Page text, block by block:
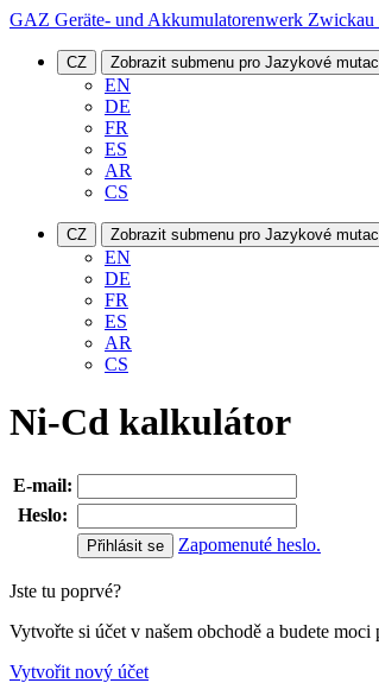
GAZ Geräte- und Akkumulatorenwerk Zwickau
CZ Zobrazit submenu pro Jazykové
EN
DE
FR
ES
AR
CS
CZ Zobrazit submenu pro Jazykové
EN
DE
FR
ES
AR
CS
Ni-Cd kalkulátor
E-mail:
Heslo:
Zapomenuté heslo.
Jste tu poprvé?
Vytvořte si účet v našem obchodě a budete
Vytvořit nový účet